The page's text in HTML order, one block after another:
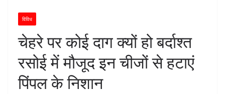
विविध
चेहरे पर कोई दाग क्यों हो बर्दाश्त
रसोई में मौजूद इन चीजों से हटाएं
पिंपल के निशान